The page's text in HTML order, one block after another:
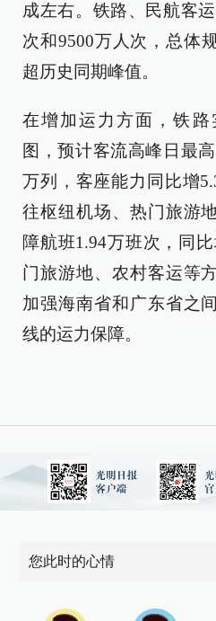
成左右。铁路、民航客
次和9500万人次，总体
超历史同期峰值。
在增加运力方面，铁
图，预计客流高峰日最
万列，客座能力同比增
往枢纽机场、热门旅游
障航班1.94万班次，同
门旅游地、农村客运等
加强海南省和广东省之
线的运力保障。
您此时的心情